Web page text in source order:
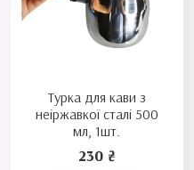
Турка для кави з
неіржавкої сталі 500
мл, 1шт.
230 ₴